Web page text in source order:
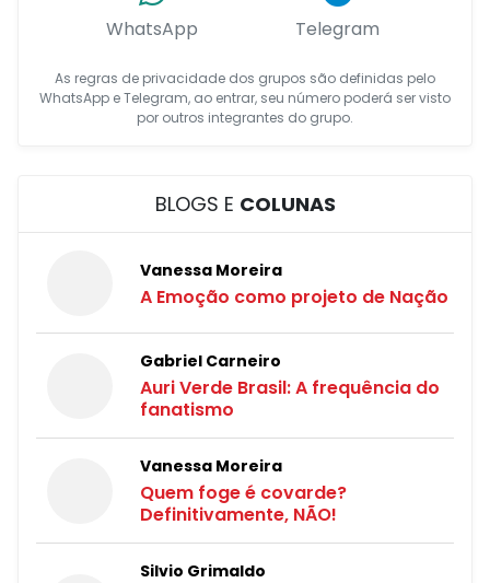
WhatsApp Telegram
As regras de privacidade dos grupos são definidas pelo
WhatsApp e Telegram, ao entrar, seu número poderá ser visto
por outros integrantes do grupo.
BLOGS E COLUNAS
Vanessa Moreira
A Emoção como projeto de Nação
Gabriel Carneiro
Auri Verde Brasil: A frequência do
fanatismo
Vanessa Moreira
Quem foge é covarde?
Definitivamente, NÃO!
Silvio Grimaldo